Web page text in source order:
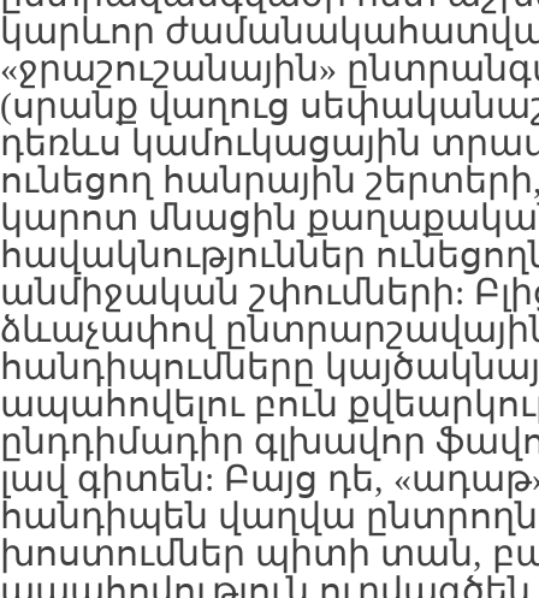
կարևոր
«ջրաշուշանային»
(սրանք վաղուց
դեռևս կամուկացային
ունեցող հանրային
կարոտ մնացին քաղաքական
հավակնություններ
անմիջական շփումների:
ձևաչափով
հանդիպումները
ապահովելու բուն
ընդդիմադիր գլխավոր
լավ գիտեն: Բայց դե,
հանդիպեն վաղվա
խոստումներ պիտի տան,